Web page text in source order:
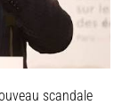
scandale